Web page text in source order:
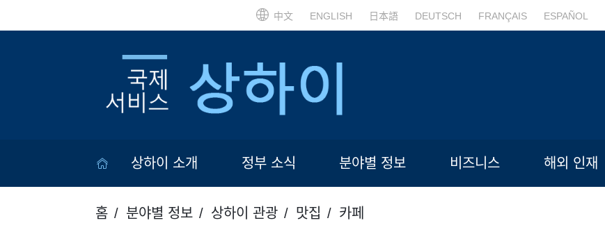
中文 ENGLISH 日本語 DEUTSCH FRANÇAIS ESPAÑOL
상하이 소개 정부 소식 분야별 정보 비즈니스 해외 인재
홈 분야별 정보 상하이 관광 맛집 카페